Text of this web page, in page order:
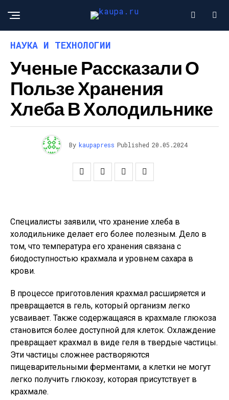
НАУКА И ТЕХНОЛОГИИ
Ученые Рассказали О
Пользе Хранения
Хлеба В Холодильнике
By kaupapress Published 20.05.2024
Специалисты заявили, что хранение хлеба в
холодильнике делает его более полезным. Дело в
том, что температура его хранения связана с
биодоступностью крахмала и уровнем сахара в
крови.
В процессе приготовления крахмал расширяется и
превращается в гель, который организм легко
усваивает. Также содержащаяся в крахмале глюкоза
становится более доступной для клеток. Охлаждение
превращает крахмал в виде геля в твердые частицы.
Эти частицы сложнее растворяются
пищеварительными ферментами, а клетки не могут
легко получить глюкозу, которая присутствует в
крахмале.